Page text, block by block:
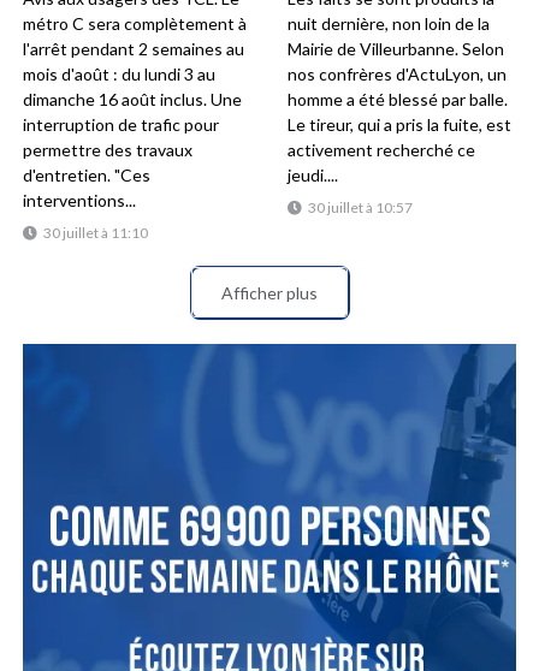
30 juillet à 11:10
métro C sera complètement à
l'arrêt pendant 2 semaines au
mois d'août : du lundi 3 au
dimanche 16 août inclus. Une
interruption de trafic pour
permettre des travaux
d'entretien. "Ces
interventions...
30 juillet à 10:57
nuit dernière, non loin de la
Mairie de Villeurbanne. Selon
nos confrères d'ActuLyon, un
homme a été blessé par balle.
Le tireur, qui a pris la fuite, est
activement recherché ce
jeudi....
Afficher plus